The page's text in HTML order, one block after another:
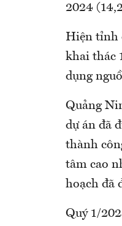
2024
Hiện tỉnh
khai thác
dụng
Quảng
dự án đã
thành
tâm cao
hoạch đã
Quý 1/